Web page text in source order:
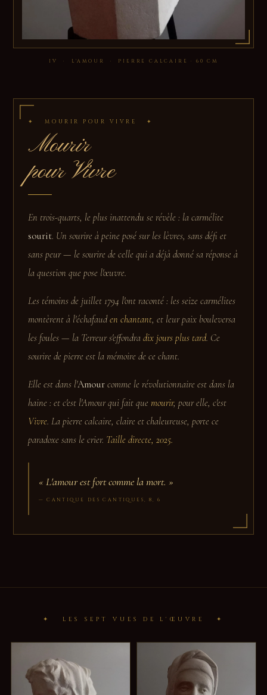
IV · L'AMOUR · PIERRE CALCAIRE · 60 CM
✦ MOURIR POUR VIVRE ✦
Mourir
pour Vivre
En trois-quarts, le plus inattendu se révèle : la carmélite
sourit. Un sourire à peine posé sur les lèvres, sans défi et
sans peur — le sourire de celle qui a déjà donné sa réponse à
la question que pose l'œuvre.
Les témoins de juillet 1794 l'ont raconté : les seize carmélites
montèrent à l'échafauden chantant, et leur paix bouleversa
les foules — la Terreur s'effondradix jours plus tard. Ce
sourire de pierre est la mémoire de ce chant.
Elle est dans l'Amour comme le révolutionnaire est dans la
haine : et c'est l'Amour qui fait quemourir, pour elle, c'est
Vivre. La pierre calcaire, claire et chaleureuse, porte ce
paradoxe sans le crier. Taille directe, 2025.
«L'amour est fort comme la mort. »
— CANTIQUE DES CANTIQUES, 8, 6
✦ LES SEPT VUES DE L'ŒUVRE ✦